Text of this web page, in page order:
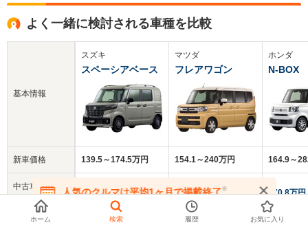
よく一緒に検討される車種を比較
基本情報
新車価格
中古車
平均価格
スズキ
スペーシアベース
139.5～174.5万円
143万円
マツダ
フレアワゴン
154.1～240万円
170.4万円
ホンダ
N-BOX
164.9～
170.8万円
人気のクルマは平均1ヶ月で掲載終了※
在庫が無くなる前にお問い合わせください
ホーム 検索 履歴 お気に入り